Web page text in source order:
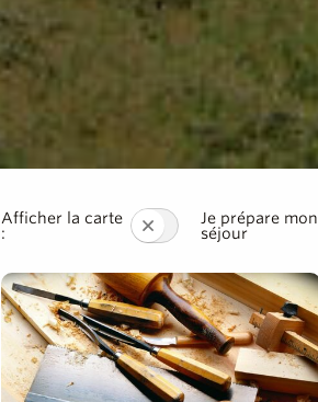
Afficher la carte
:
Je prépare mon
séjour